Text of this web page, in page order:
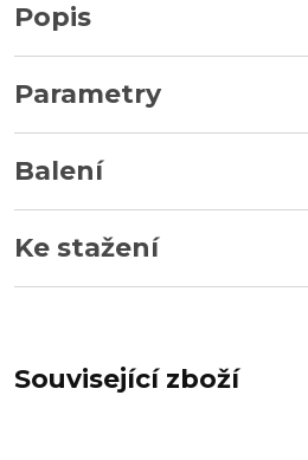
Popis
Parametry
Balení
Ke stažení
Související zboží